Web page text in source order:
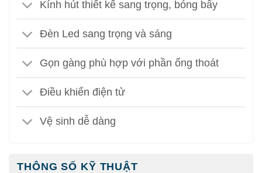
Kính hút thiết kế sang trọng, bóng bẩy
Đèn Led sang trọng và sáng
Gọn gàng phù hợp với phần ống thoát
Điều khiển điện tử
Vệ sinh dễ dàng
THÔNG SỐ KỸ THUẬT